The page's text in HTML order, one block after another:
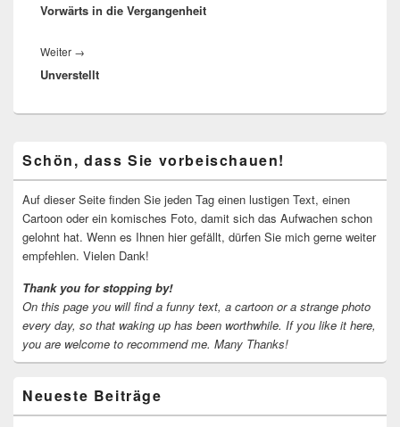
Beitrag:
Vorwärts in die Vergangenheit
Weiter →
Beitrag:
Unverstellt
Seitenleisten-
Widgetbereich
Schön, dass Sie vorbeischauen!
Auf dieser Seite finden Sie jeden Tag einen lustigen Text, einen
Cartoon oder ein komisches Foto, damit sich das Aufwachen schon
gelohnt hat. Wenn es Ihnen hier gefällt, dürfen Sie mich gerne weiter
empfehlen. Vielen Dank!
Thank you for stopping by!
On this page you will find a funny text, a cartoon or a strange photo
every day, so that waking up has been worthwhile. If you like it here,
you are welcome to recommend me. Many Thanks!
Neueste Beiträge